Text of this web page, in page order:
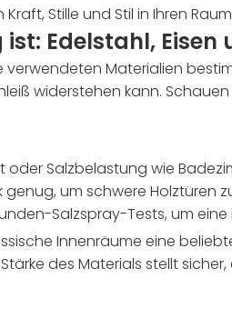
Stille und Stil in Ihren
Edelstahl, Eisen
verwendeten Materialien
widerstehen kann.
Salzbelastung wie
um schwere Holztüren
Salzspray-Tests, um
Innenräume eine
des Materials stellt